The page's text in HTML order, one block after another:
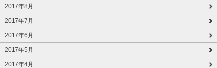
2017年8月
2017年7月
2017年6月
2017年5月
2017年4月